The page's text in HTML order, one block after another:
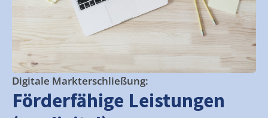
Digitale Markterschließung:
Förderfähige Leistungen